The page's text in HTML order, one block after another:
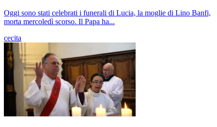
Oggi sono stati celebrati i funerali di Lucia, la moglie di Lino Banfi,
morta mercoledì scorso. Il Papa ha...
cecita